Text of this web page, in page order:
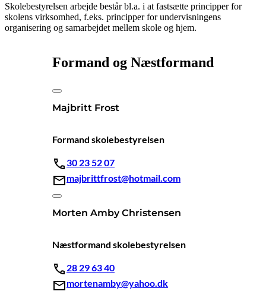
Skolebestyrelsen arbejde består bl.a. i at fastsætte principper for
skolens virksomhed, f.eks. principper for undervisningens
organisering og samarbejdet mellem skole og hjem.
Formand og Næstformand
Majbritt Frost
Formand skolebestyrelsen
30 23 52 07
majbrittfrost@hotmail.com
Morten Amby Christensen
Næstformand skolebestyrelsen
28 29 63 40
mortenamby@yahoo.dk